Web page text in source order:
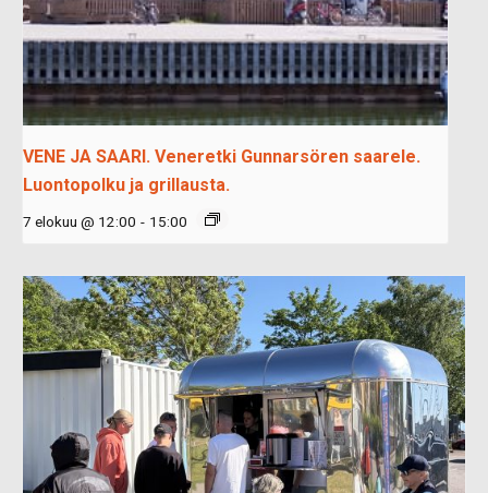
VENE JA SAARI. Veneretki Gunnarsören saarele.
Luontopolku ja grillausta.
7 elokuu @ 12:00 - 15:00